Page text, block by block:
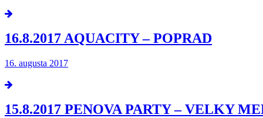
16.8.2017 AQUACITY – POPRAD
16. augusta 2017
15.8.2017 PENOVA PARTY – VELKY